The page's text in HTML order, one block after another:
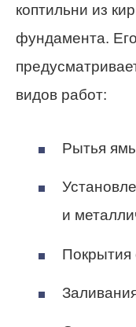
коптильни из
фундамента.
видов работ:
Рытья
и
Покрытия